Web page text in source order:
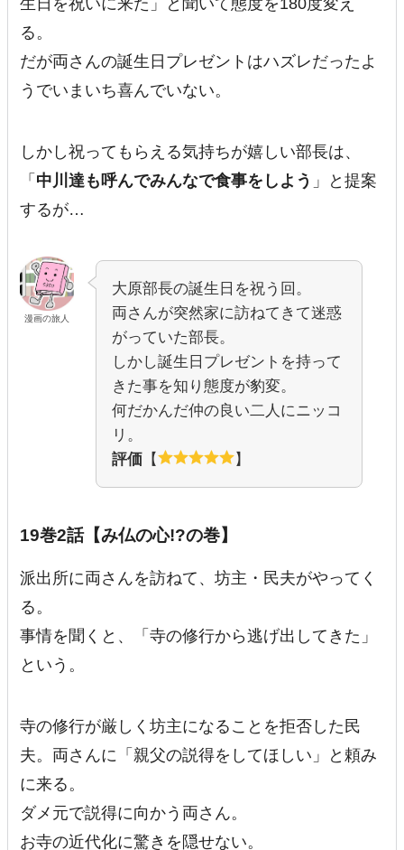
生日を祝いに来た」と聞いて態度を180度変え
る。
だが両さんの誕生日プレゼントはハズレだったよ
うでいまいち喜んでいない。
しかし祝ってもらえる気持ちが嬉しい部長は、
「 中川達も呼んでみんなで食事をしよう 」と提案
するが…
漫画の旅人
大原部長の誕生日を祝う回。
両さんが突然家に訪ねてきて迷惑
がっていた部長。
しかし誕生日プレゼントを持って
きた事を知り態度が豹変。
何だかんだ仲の良い二人にニッコ
リ。
評価 【 】
19巻2話【み仏の心!?の巻】
派出所に両さんを訪ねて、坊主・民夫がやってく
る。
事情を聞くと、「寺の修行から逃げ出してきた」
という。
寺の修行が厳しく坊主になることを拒否した民
夫。両さんに「親父の説得をしてほしい」と頼み
に来る。
ダメ元で説得に向かう両さん。
お寺の近代化に驚きを隠せない。